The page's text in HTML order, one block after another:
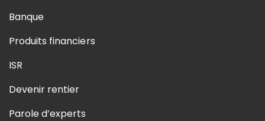
Banque
Produits financiers
ISR
Devenir rentier
Parole d’experts